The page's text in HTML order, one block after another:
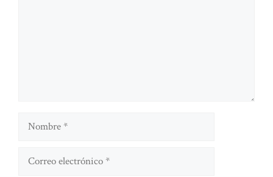
Nombre